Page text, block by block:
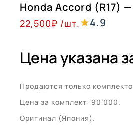
Honda Accord (R17)
22,500₽ /шт. 4.9
Цена указана
Продаются только
Цена за комплект: 90’000.
Оригинал (Япония).